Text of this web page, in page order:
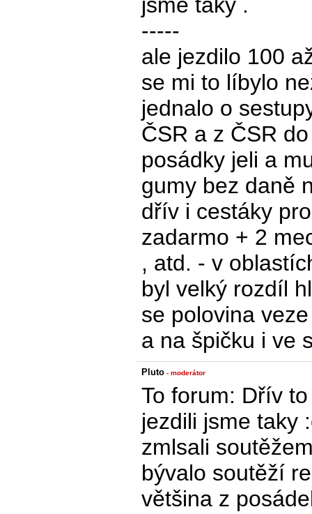
-----
ale jezdilo 100
se mi to líbylo
jednalo o
ČSR a z ČSR
posádky jeli a
gumy bez daně
dřív i cestáky
zadarmo + 2
, atd. - v
byl velký rozdíl
se polovina
a na špičku i ve
Pluto - moderátor
To forum: Dřív
jezdili jsme taky
zmlsali
bývalo soutěží
většina z